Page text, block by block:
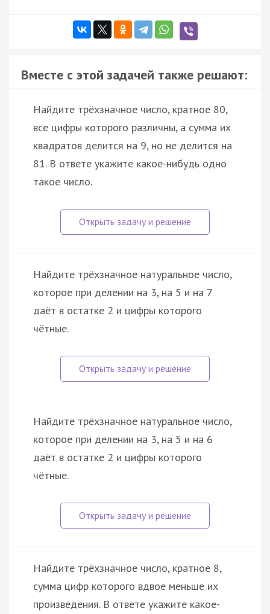
Вместе с этой задачей также решают:
Найдите трёхзначное число, кратное 80,
все цифры которого различны, а сумма их
квадратов делится на 9, но не делится на
81. В ответе укажите какое-нибудь одно
такое число.
Найдите трёхзначное натуральное число,
которое при делении на 3, на 5 и на 7
даёт в остатке 2 и цифры которого
чётные.
Найдите трёхзначное натуральное число,
которое при делении на 3, на 5 и на 6
даёт в остатке 2 и цифры которого
чётные.
Найдите трёхзначное число, кратное 8,
сумма цифр которого вдвое меньше их
произведения. В ответе укажите какое-